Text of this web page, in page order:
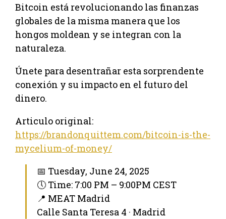
Bitcoin está revolucionando las finanzas
globales de la misma manera que los
hongos moldean y se integran con la
naturaleza.
Únete para desentrañar esta sorprendente
conexión y su impacto en el futuro del
dinero.
Articulo original:
https://brandonquittem.com/bitcoin-is-the-
mycelium-of-money/
📅 Tuesday, June 24, 2025
🕔 Time: 7:00 PM – 9:00PM CEST
📍 MEAT Madrid
Calle Santa Teresa 4 · Madrid